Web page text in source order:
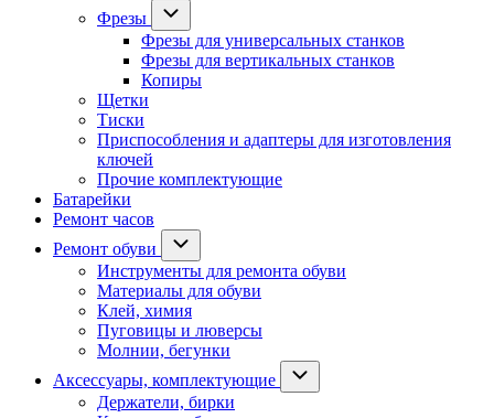
Фрезы
Фрезы для универсальных станков
Фрезы для вертикальных станков
Копиры
Щетки
Тиски
Приспособления и адаптеры для изготовления
ключей
Прочие комплектующие
Батарейки
Ремонт часов
Ремонт обуви
Инструменты для ремонта обуви
Материалы для обуви
Клей, химия
Пуговицы и люверсы
Молнии, бегунки
Аксессуары, комплектующие
Держатели, бирки